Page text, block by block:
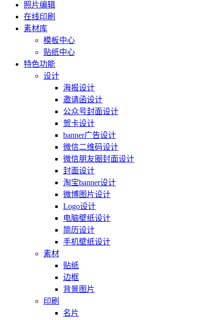
照片编辑
在线印刷
素材库
模板中心
贴纸中心
特色功能
设计
海报设计
邀请函设计
公众号封面设计
贺卡设计
banner广告设计
微信二维码设计
微信朋友圈封面设计
封面设计
淘宝banner设计
微博图片设计
Logo设计
电脑壁纸设计
简历设计
手机壁纸设计
素材
贴纸
边框
背景图片
印刷
名片